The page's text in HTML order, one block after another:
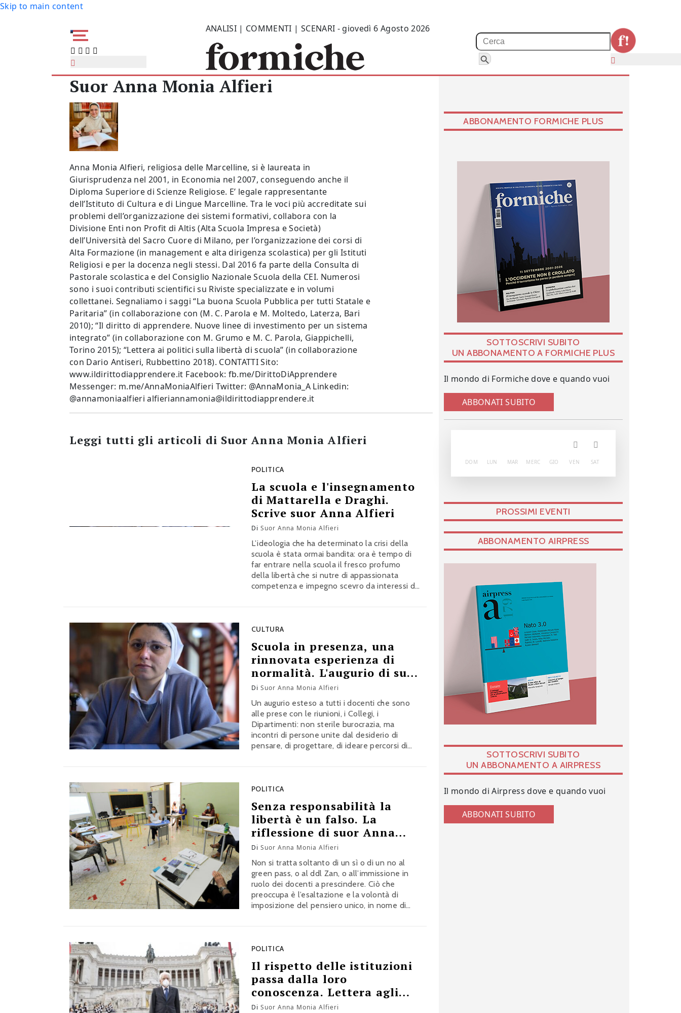
Skip to main content
ANALISI | COMMENTI | SCENARI - giovedì 6 Agosto 2026
Search Button
Suor Anna Monia Alfieri
Anna Monia Alfieri, religiosa delle Marcelline, si è laureata in
Giurisprudenza nel 2001, in Economia nel 2007, conseguendo anche il
Diploma Superiore di Scienze Religiose. E’ legale rappresentante
dell’Istituto di Cultura e di Lingue Marcelline. Tra le voci più accreditate sui
problemi dell’organizzazione dei sistemi formativi, collabora con la
Divisione Enti non Profit di Altis (Alta Scuola Impresa e Società)
dell’Università del Sacro Cuore di Milano, per l’organizzazione dei corsi di
Alta Formazione (in management e alta dirigenza scolastica) per gli Istituti
Religiosi e per la docenza negli stessi. Dal 2016 fa parte della Consulta di
Pastorale scolastica e del Consiglio Nazionale Scuola della CEI. Numerosi
sono i suoi contributi scientifici su Riviste specializzate e in volumi
collettanei. Segnaliamo i saggi “La buona Scuola Pubblica per tutti Statale e
Paritaria” (in collaborazione con (M. C. Parola e M. Moltedo, Laterza, Bari
2010); “Il diritto di apprendere. Nuove linee di investimento per un sistema
integrato” (in collaborazione con M. Grumo e M. C. Parola, Giappichelli,
Torino 2015); “Lettera ai politici sulla libertà di scuola” (in collaborazione
con Dario Antiseri, Rubbettino 2018). CONTATTI Sito:
www.ildirittodiapprendere.it Facebook: fb.me/DirittoDiApprendere
Messenger: m.me/AnnaMoniaAlfieri Twitter: @AnnaMonia_A Linkedin:
@annamoniaalfieri alfieriannamonia@ildirittodiapprendere.it
Leggi tutti gli articoli di Suor Anna Monia Alfieri
POLITICA
La scuola e l'insegnamento
di Mattarella e Draghi.
Scrive suor Anna Alfieri
Di Suor Anna Monia Alfieri
L’ideologia che ha determinato la crisi della
scuola è stata ormai bandita: ora è tempo di
far entrare nella scuola il fresco profumo
della libertà che si nutre di appassionata
competenza e impegno scevro da interessi di
CULTURA
Scuola in presenza, una
rinnovata esperienza di
normalità. L'augurio di suor
Anna Monia
Di Suor Anna Monia Alfieri
Un augurio esteso a tutti i docenti che sono
alle prese con le riunioni, i Collegi, i
Dipartimenti: non sterile burocrazia, ma
incontri di persone unite dal desiderio di
pensare, di progettare, di ideare percorsi di
lettera di Suor Anna Monia Alfieri
POLITICA
Senza responsabilità la
libertà è un falso. La
riflessione di suor Anna
Alfieri
Di Suor Anna Monia Alfieri
Non si tratta soltanto di un sì o di un no al
green pass, o al ddl Zan, o all’immissione in
ruolo dei docenti a prescindere. Ciò che
preoccupa è l’esaltazione e la volontà di
imposizione del pensiero unico, in nome di
POLITICA
Il rispetto delle istituzioni
passa dalla loro
conoscenza. Lettera agli
studenti
Di Suor Anna Monia Alfieri
ABBONAMENTO FORMICHE PLUS
SOTTOSCRIVI SUBITO
UN ABBONAMENTO A FORMICHE PLUS
Il mondo di Formiche dove e quando vuoi
ABBONATI SUBITO
DOM LUN MAR MERC GIO VEN SAT
PROSSIMI EVENTI
ABBONAMENTO AIRPRESS
SOTTOSCRIVI SUBITO
UN ABBONAMENTO A AIRPRESS
Il mondo di Airpress dove e quando vuoi
ABBONATI SUBITO